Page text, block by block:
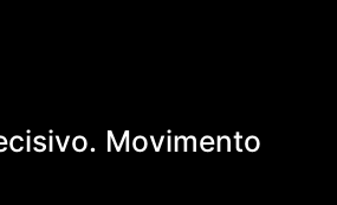
Movimento